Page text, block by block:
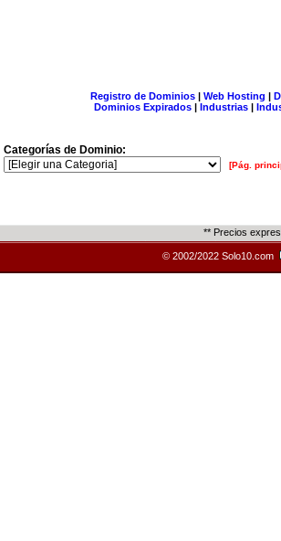
Registro de Dominios| Web Hosting |
Dominios Expirados | Industrias |
Categorías de Dominio:
[Pág.
** Precios
© 2002/2022 Solo10.com